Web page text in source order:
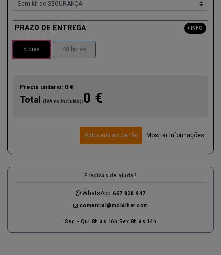
PRAZO DE ENTREGA + INFO
5 dias 48 horas
Precio unitario: 0 €
Total (IVA no incluido):0 €
Adicionar ao cartão Mostrar informações
Precisas de ajuda?
WhatsApp 667 838 947
comercial@moldiber.com
Seg - Qui 8h às 16h Sex 8h às 14h